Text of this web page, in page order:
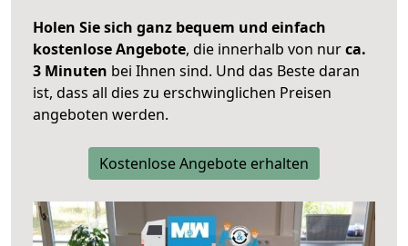
Holen Sie sich ganz bequem und einfach
kostenlose Angebote, die innerhalb von nurca.
3 Minuten bei Ihnen sind. Und das Beste daran
ist, dass all dies zu erschwinglichen Preisen
angeboten werden.
Kostenlose Angebote erhalten